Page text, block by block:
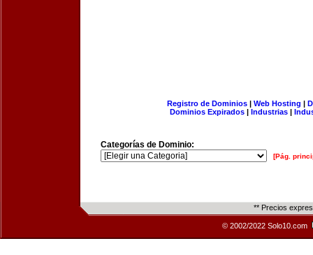
Registro de Dominios| Web Hosting |
Dominios Expirados | Industrias |
Categorías de Dominio:
[Pág.
** Precios
© 2002/2022 Solo10.com